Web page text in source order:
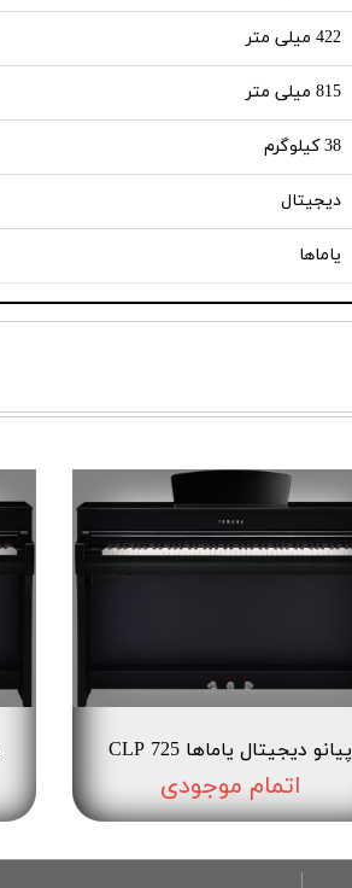
422 میلی متر
815 میلی متر
38 کیلوگرم
دیجیتال
یاماها
پیانو دیجیتال یاماها CLP 725
اتمام موجودی